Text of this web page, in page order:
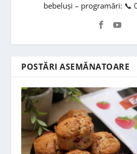
bebeluși – programări: 📞
POSTĂRI ASEMĂNATOARE